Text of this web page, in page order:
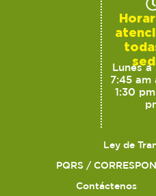
Lunes a
7:45 am
1:30
Ley de
PQRS /
Contáctenos